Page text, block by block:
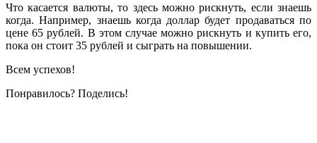
Что касается валюты, то здесь можно рискнуть, если знаешь
когда. Например, знаешь когда доллар будет продаваться по
цене 65 рублей. В этом случае можно рискнуть и купить его,
пока он стоит 35 рублей и сыграть на повышении.
Всем успехов!
Понравилось? Поделись!